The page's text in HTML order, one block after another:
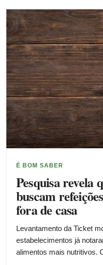
É BOM SABER
Pesquisa revela
buscam
fora de casa
Levantamento da Ticket
estabelecimentos já
alimentos mais nutritivos.